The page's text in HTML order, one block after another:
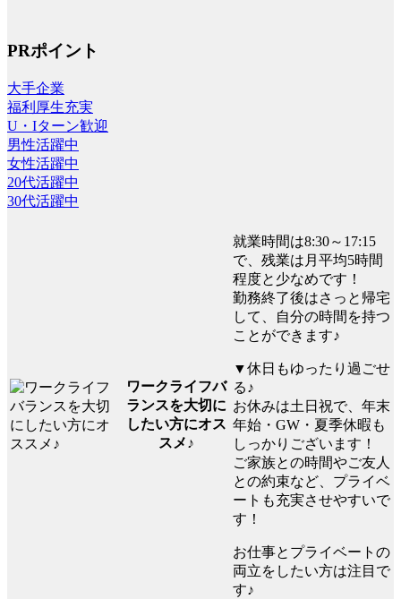
PRポイント
大手企業
福利厚生充実
U・Iターン歓迎
男性活躍中
女性活躍中
20代活躍中
30代活躍中
ワークライフバ
ランスを大切に
したい方にオス
スメ♪
就業時間は8:30～17:15
で、残業は月平均5時間
程度と少なめです！
勤務終了後はさっと帰宅
して、自分の時間を持つ
ことができます♪
▼休日もゆったり過ごせ
る♪
お休みは土日祝で、年末
年始・GW・夏季休暇も
しっかりございます！
ご家族との時間やご友人
との約束など、プライベ
ートも充実させやすいで
す！
お仕事とプライベートの
両立をしたい方は注目で
す♪